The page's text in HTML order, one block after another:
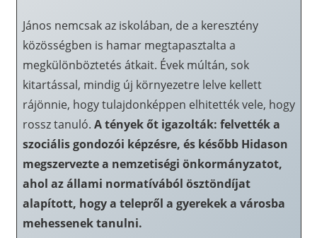
János nemcsak az iskolában, de a keresztény
közösségben is hamar megtapasztalta a
megkülönböztetés átkait. Évek múltán, sok
kitartással, mindig új környezetre lelve kellett
rájönnie, hogy tulajdonképpen elhitették vele, hogy
rossz tanuló. A tények őt igazolták: felvették a
szociális gondozói képzésre, és később Hidason
megszervezte a nemzetiségi önkormányzatot,
ahol az állami normatívából ösztöndíjat
alapított, hogy a telepről a gyerekek a városba
mehessenek tanulni.